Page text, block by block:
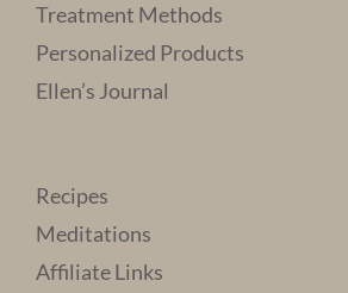
Treatment Methods
Personalized Products
Ellen’s Journal
Recipes
Meditations
Affiliate Links